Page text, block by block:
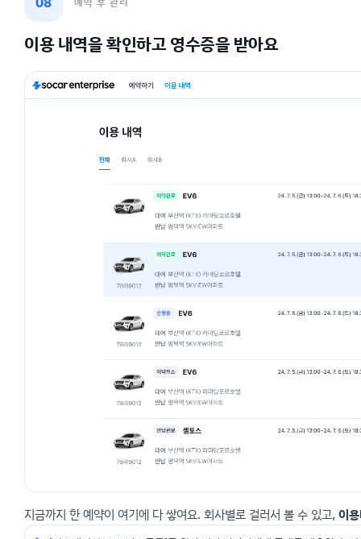
이용 내역을 확인하고 영수증을 받아요
지금까지 한 예약이 여기에 다 쌓여요. 회사별로 걸러서 볼 수 있고, 이